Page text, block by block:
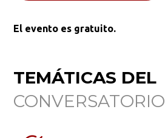
El evento es gratuito.
TEMÁTICAS DEL
CONVERSATORIO